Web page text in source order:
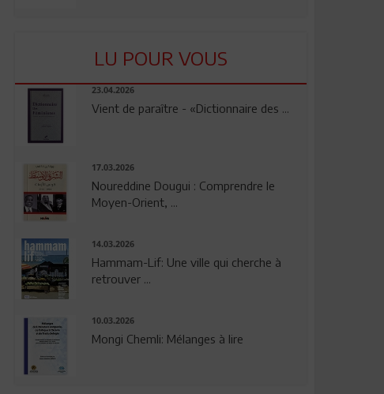
LU POUR VOUS
23.04.2026
Vient de paraître - «Dictionnaire des ...
17.03.2026
Noureddine Dougui : Comprendre le
Moyen-Orient, ...
14.03.2026
Hammam-Lif: Une ville qui cherche à
retrouver ...
10.03.2026
Mongi Chemli: Mélanges à lire